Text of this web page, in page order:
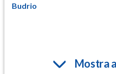
Budrio
Mostra